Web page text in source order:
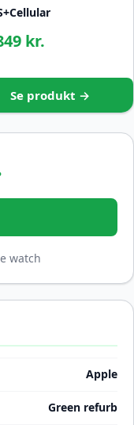
kr.
Se produkt →
watch
Apple
Green refurb